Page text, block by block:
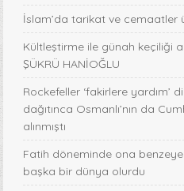
İslam’da tarikat ve cemaatler
Kültleştirme ile günah keçiliği
ŞÜKRÜ HANİOĞLU
Rockefeller ‘fakirlere yardım’
dağıtınca Osmanlı’nın da
alınmıştı
Fatih döneminde ona
başka bir dünya olurdu